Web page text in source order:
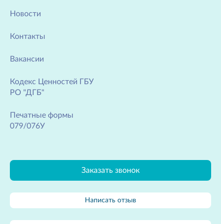
Новости
Контакты
Вакансии
Кодекс Ценностей ГБУ
РО "ДГБ"
Печатные формы
079/076У
Заказать звонок
Написать отзыв